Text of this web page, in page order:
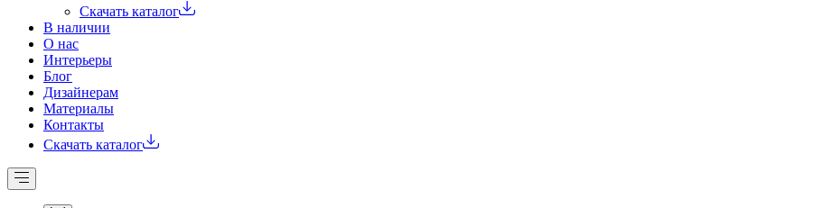
Скачать каталог
В наличии
О нас
Интерьеры
Блог
Дизайнерам
Материалы
Контакты
Скачать каталог